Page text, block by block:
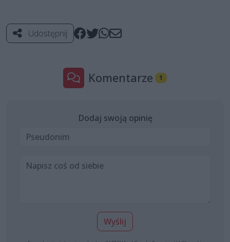
Udostępnij
Komentarze 1
Dodaj swoją opinię
Wyślij